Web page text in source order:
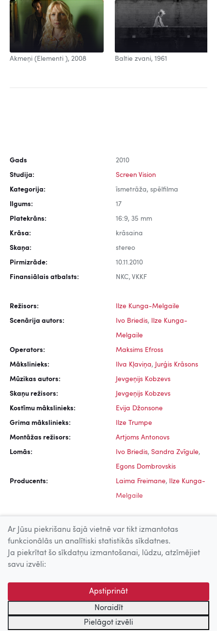
Akmeņi (Elementi ), 2008 Baltie zvani, 1961
Gads 2010
Studija: Screen Vision
Kategorija: īsmetrāža, spēlfilma
Ilgums: 17
Platekrāns: 16:9, 35 mm
Krāsa: krāsaina
Skaņa: stereo
Pirmizrāde: 10.11.2010
Finansiālais atbalsts: NKC, VKKF
Režisors: Ilze Kunga-Melgaile
Scenārija autors: Ivo Briedis, Ilze Kunga-
Melgaile
Operators: Maksims Efross
Mākslinieks: Ilva Kļaviņa, Jurģis Krāsons
Mūzikas autors: Jevgeņijs Kobzevs
Skaņu režisors: Jevgeņijs Kobzevs
Kostīmu mākslinieks: Evija Džonsone
Grima mākslinieks: Ilze Trumpe
Montāžas režisors: Artjoms Antonovs
Lomās: Ivo Briedis, Sandra Zvīgule,
Egons Dombrovskis
Producents: Laima Freimane, Ilze Kunga-
Melgaile
Uz augšu
© 2026 Nacionālais Kino centrs, Kultūras informācijas sistēmu
centrs. Sadarbības partneris: Latvijas Valsts
kinofotofonodokumentu arhīvs.
Ar Jūsu piekrišanu šajā vietnē var tikt izmantotas
funkcionālās un analītiski statistikās sīkdatnes.
Ja piekrītat šo sīkdatņu izmantošanai, lūdzu, atzīmējiet
savu izvēli:
Apstiprināt
Noraidīt
Pielāgot izvēli